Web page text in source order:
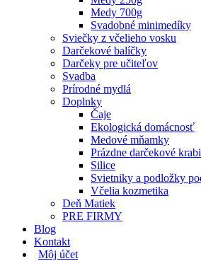
Medy 700g
Svadobné minimedíky
Sviečky z včelieho vosku
Darčekové balíčky
Darčeky pre učiteľov
Svadba
Prírodné mydlá
Doplnky
Čaje
Ekologická domácnosť
Medové mňamky
Prázdne darčekové
Silice
Svietniky a podložky
Včelia kozmetika
Deň Matiek
PRE FIRMY
Blog
Kontakt
Môj účet